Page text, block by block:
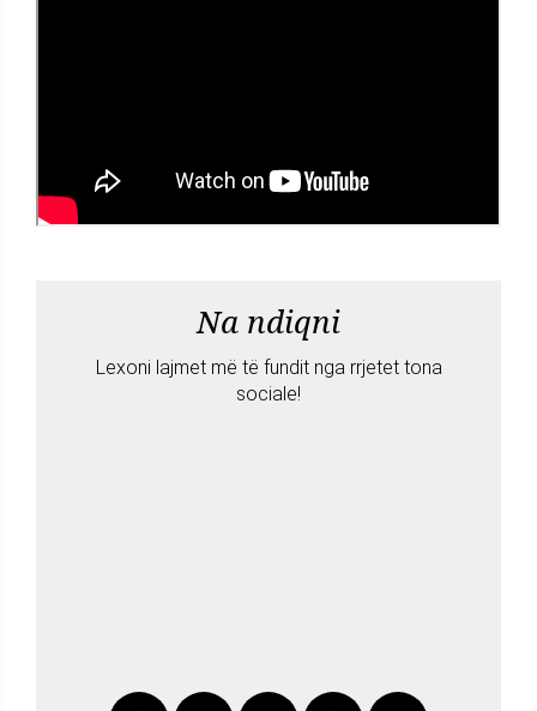
Na ndiqni
Lexoni lajmet më të fundit nga rrjetet tona
sociale!